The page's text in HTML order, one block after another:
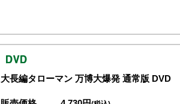
大長編タローマン 万博大爆発 通常版 DVD